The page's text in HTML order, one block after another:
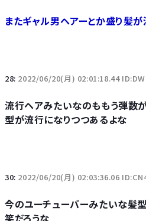
またギャル男ヘアーとか盛り髪
28: 2022/06/20(月) 02:01:18.44
流行ヘアみたいなのももう弾数
型が流行になりつつあるよな
30: 2022/06/20(月) 02:03:36.06
今のユーチューバーみたいな髪
笑だろうな